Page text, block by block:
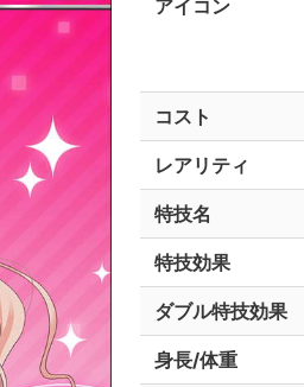
アイコン
コスト
レアリティ
特技名
特技効果
ダブル特技効果
身長/体重